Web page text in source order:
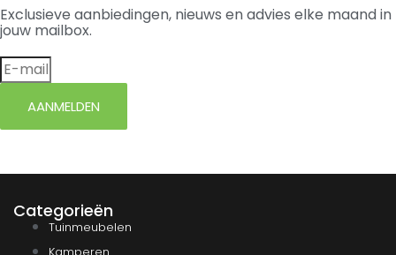
Exclusieve aanbiedingen, nieuws en advies elke maand in
jouw mailbox.
AANMELDEN
Categorieën
Tuinmeubelen
Kamperen